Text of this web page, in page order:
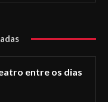
entre os dias